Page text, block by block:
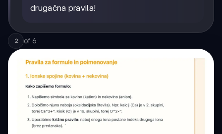
drugačna pravila!
2 of 6